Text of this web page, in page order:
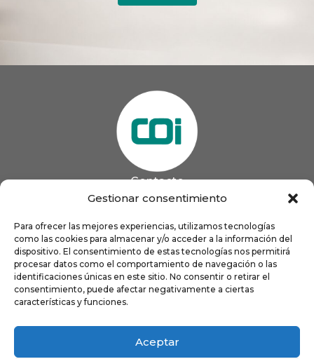
Gestionar consentimiento
Para ofrecer las mejores experiencias, utilizamos tecnologías
como las cookies para almacenar y/o acceder a la información del
dispositivo. El consentimiento de estas tecnologías nos permitirá
procesar datos como el comportamiento de navegación o las
identificaciones únicas en este sitio. No consentir o retirar el
consentimiento, puede afectar negativamente a ciertas
características y funciones.
Aceptar
Contacto
 coigijon@gmail.com
Horario
Lun
9:00 a 13:00 - 16:00 a 21:00
Mar
9:00 a 13:00 - 16:00 a 20:00
Mié
9:00 a 14:00 - 16:00 a 19:00
Jue
9:00 a 13:00 - 16:00 a 19:00